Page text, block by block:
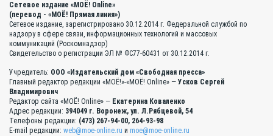
Сетевое издание «МОЁ! Online»
(перевод - «МОЁ! Прямая линия»)
Сетевое издание, зарегистрировано 30.12.2014 г. Федеральной службой по
надзору в сфере связи, информационных технологий и массовых
коммуникаций (Роскомнадзор)
Свидетельство о регистрации ЭЛ № ФС77-60431 от 30.12.2014 г.
Учредитель: ООО «Издательский дом «Свободная пресса»
Главный редактор редакции «МОЁ!»-«МОЁ! Online» — Усков Сергей
Владимирович
Редактор сайта «МОЁ! Online» — Екатерина Коваленко
Адрес редакции: 394049 г. Воронеж, ул. Л.Рябцевой, 54
Телефоны редакции: (473) 267-94-00, 264-93-98
E-mail редакции: web@moe-online.ru и moe@moe-online.ru